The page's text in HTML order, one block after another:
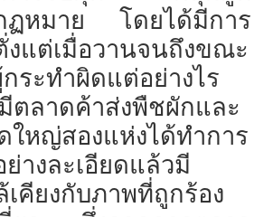
ฏหมาย โดยได้มีการ
งแต่เมื่อวานจนถึงขณะ
ระทำผิดแต่อย่างไร
ตลาดค้าส่งพืชผักและ
ใหญ่สองแห่งได้ทำการ
างละเอียดแล้วมี
คียงกับภาพที่ถูกร้อง